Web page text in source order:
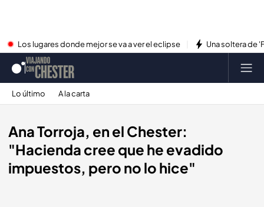
Los lugares donde mejor se va a ver el eclipse Una soltera de
Lo último A la carta
Ana Torroja, en el Chester:
"Hacienda cree que he evadido
impuestos, pero no lo hice"